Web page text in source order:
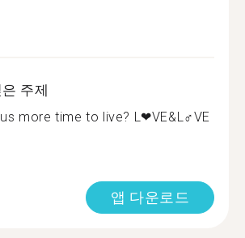
주제
more time to live? L❤VE&L‍♂️VE
앱 다운로드